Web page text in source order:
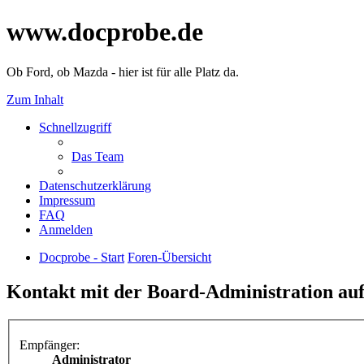
www.docprobe.de
Ob Ford, ob Mazda - hier ist für alle Platz da.
Zum Inhalt
Schnellzugriff
Das Team
Datenschutzerklärung
Impressum
FAQ
Anmelden
Docprobe - Start Foren-Übersicht
Kontakt mit der Board-Administration
Empfänger:
Administrator